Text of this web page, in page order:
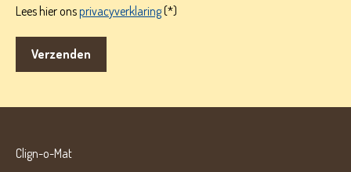
Lees hier onsprivacyverklaring(*)
Clign-o-Mat